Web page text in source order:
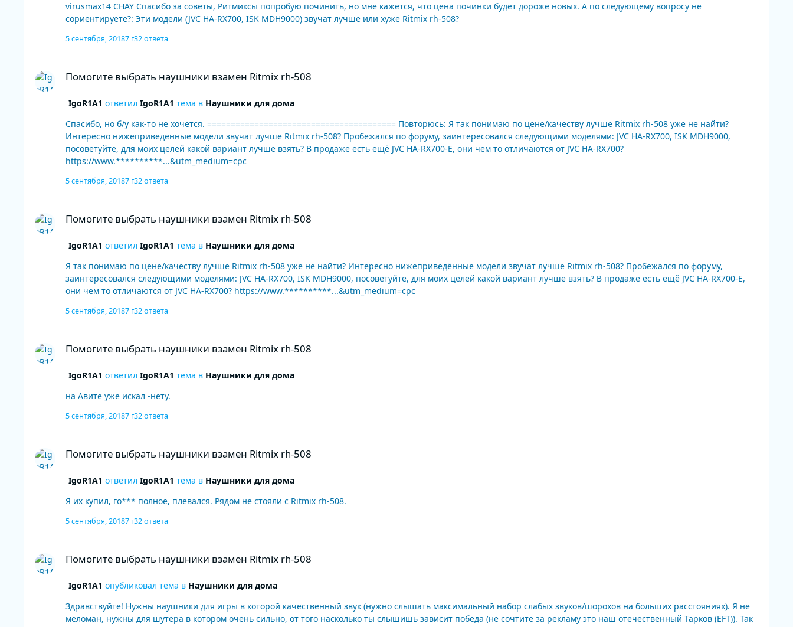
virusmax14 CHAY Спасибо за советы, Ритмиксы попробую починить, но мне кажется, что цена починки будет дороже новых. А по следующему вопросу не
сориентируете?: Эти модели (JVC HA-RX700, ISK MDH9000) звучат лучше или хуже Ritmix rh-508?
5 сентября, 20187 г32 ответа
Помогите выбрать наушники взамен Ritmix rh-508
IgoR1A1 ответил IgoR1A1 тема в Наушники для дома
Спасибо, но б/у как-то не хочется. ======================================== Повторюсь: Я так понимаю по цене/качеству лучше Ritmix rh-508 уже не найти?
Интересно нижеприведённые модели звучат лучше Ritmix rh-508? Пробежался по форуму, заинтересовался следующими моделями: JVC HA-RX700, ISK MDH9000,
посоветуйте, для моих целей какой вариант лучше взять? В продаже есть ещё JVC HA-RX700-E, они чем то отличаются от JVC HA-RX700?
https://www.**********...&utm_medium=cpc
5 сентября, 20187 г32 ответа
Помогите выбрать наушники взамен Ritmix rh-508
IgoR1A1 ответил IgoR1A1 тема в Наушники для дома
Я так понимаю по цене/качеству лучше Ritmix rh-508 уже не найти? Интересно нижеприведённые модели звучат лучше Ritmix rh-508? Пробежался по форуму,
заинтересовался следующими моделями: JVC HA-RX700, ISK MDH9000, посоветуйте, для моих целей какой вариант лучше взять? В продаже есть ещё JVC HA-RX700-E,
они чем то отличаются от JVC HA-RX700? https://www.**********...&utm_medium=cpc
5 сентября, 20187 г32 ответа
Помогите выбрать наушники взамен Ritmix rh-508
IgoR1A1 ответил IgoR1A1 тема в Наушники для дома
на Авите уже искал -нету.
5 сентября, 20187 г32 ответа
Помогите выбрать наушники взамен Ritmix rh-508
IgoR1A1 ответил IgoR1A1 тема в Наушники для дома
Я их купил, го*** полное, плевался. Рядом не стояли с Ritmix rh-508.
5 сентября, 20187 г32 ответа
Помогите выбрать наушники взамен Ritmix rh-508
IgoR1A1 опубликовал тема в Наушники для дома
Здравствуйте! Нужны наушники для игры в которой качественный звук (нужно слышать максимальный набор слабых звуков/шорохов на больших расстояниях). Я не
меломан, нужны для шутера в котором очень сильно, от того насколько ты слышишь зависит победа (не сочтите за рекламу это наш отечественный Тарков (EFT)). Так